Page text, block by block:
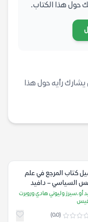
حول هذا الكتاب.
يشارك رأيه حول هذا
كتاب المرجع في علم
السياسي – دافيد
وليوني هادي وروبرت
أو.سيرز وليوني هادي وروبرت
(0.0)